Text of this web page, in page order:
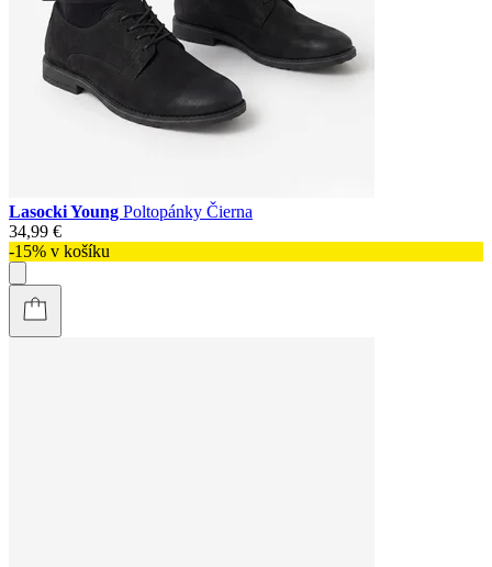
Lasocki Young Poltopánky Čierna
34,99 €
-15% v košíku